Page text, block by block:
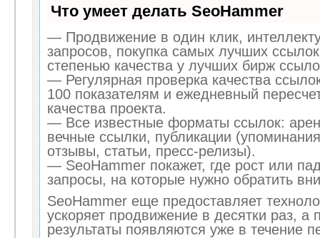
Что умеет делать SeoHammer
— Продвижение в один клик,
запросов, покупка самых лучших
степенью качества у лучших бирж
— Регулярная проверка качества
100 показателям и ежедневный
качества проекта.
— Все известные форматы ссылок:
вечные ссылки, публикации
отзывы, статьи, пресс-релизы).
— SeoHammer покажет, где рост или
запросы, на которые нужно обратить
SeoHammer еще предоставляет
ускоряет продвижение в десятки раз, а
результаты появляются уже в течение